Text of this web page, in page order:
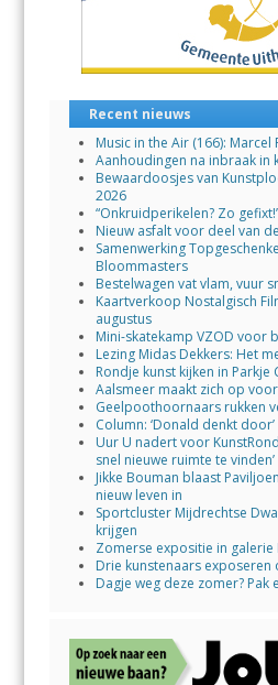
Recent nieuws
Music in the Air (166): Marcel
Aanhoudingen na inbraak in
Bewaardoosjes van
2026
“Onkruidperikelen? Zo
Nieuw asfalt voor deel van
Samenwerking
Bloommasters
Bestelwagen vat vlam, vuur
Kaartverkoop Nostalgisch
augustus
Mini-skatekamp VZOD voor
Lezing Midas Dekkers: Het
Rondje kunst kijken in Parkje
Aalsmeer maakt zich op
Geelpoothoornaars rukken
Column: ‘Donald denkt door’
Uur U nadert voor
snel nieuwe ruimte te vinden’
Jikke Bouman blaast
nieuw leven in
Sportcluster Mijdrechtse
krijgen
Zomerse expositie in galerie
Drie kunstenaars
Dagje weg deze zomer? Pak